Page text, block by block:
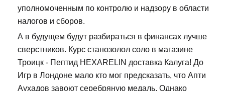
уполномоченным по контролю и надзору в области
налогов и сборов.
А в будущем будут разбираться в финансах лучше
сверстников. Курс станозолол соло в магазине
Троицк - Пептид HEXARELIN доставка Калуга! До
Игр в Лондоне мало кто мог предсказать, что Апти
Аухадов завоют серебряную медаль. Однако